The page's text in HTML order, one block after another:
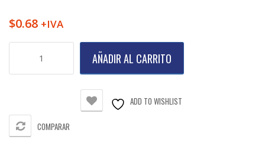
$0.68 +IVA
Estandar
3/8"
cantidad
AÑADIR AL CARRITO
ADD TO WISHLIST
COMPARAR